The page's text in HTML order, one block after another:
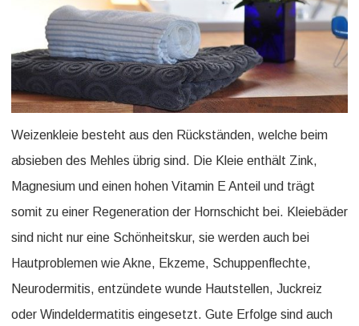
Weizenkleie besteht aus den Rückständen, welche beim
absieben des Mehles übrig sind. Die Kleie enthält Zink,
Magnesium und einen hohen Vitamin E Anteil und trägt
somit zu einer Regeneration der Hornschicht bei. Kleiebäder
sind nicht nur eine Schönheitskur, sie werden auch bei
Hautproblemen wie Akne, Ekzeme, Schuppenflechte,
Neurodermitis, entzündete wunde Hautstellen, Juckreiz
oder Windeldermatitis eingesetzt. Gute Erfolge sind auch